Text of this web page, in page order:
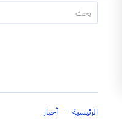
الرئيسية أخبار